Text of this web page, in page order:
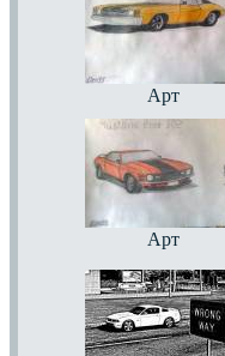
Арт
Арт